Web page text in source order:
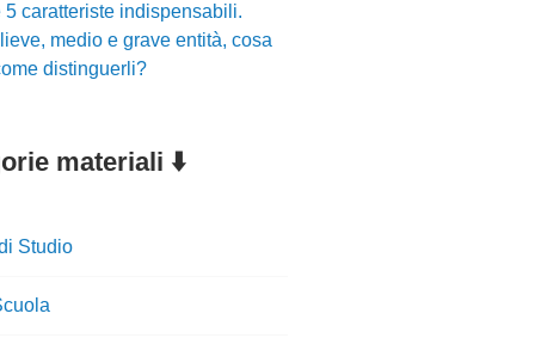
5 caratteriste indispensabili.
medio e grave entità, cosa
distinguerli?
materiali ⬇️
Studio